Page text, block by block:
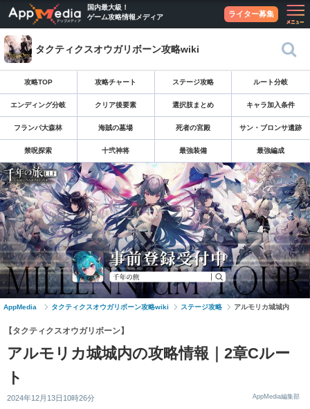
国内最大級！
ゲーム攻略情報メディア
ライター募集
タクティクスオウガリボーン攻略wiki
攻略TOP 攻略チャート ステージ攻略 ルート分岐
エンディング分岐 クリア後要素 選択肢まとめ キャラ加入条件
フランパ大森林 海賊の墓場 死者の宮殿 サン・ブロンサ遺跡
禁呪探索 十弐神将 最強装備 最強編成
AppMedia タクティクスオウガリボーン攻略wiki ステージ攻略 アルモリカ城城内
【タクティクスオウガリボーン】
アルモリカ城城内の攻略情報｜2章Cルー
ト
2024年12月13日10時26分 AppMedia編集部